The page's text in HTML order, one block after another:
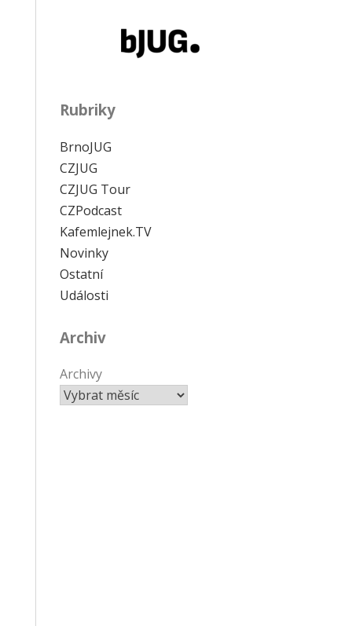
Rubriky
BrnoJUG
CZJUG
CZJUG Tour
CZPodcast
Kafemlejnek.TV
Novinky
Ostatní
Události
Archiv
Archivy